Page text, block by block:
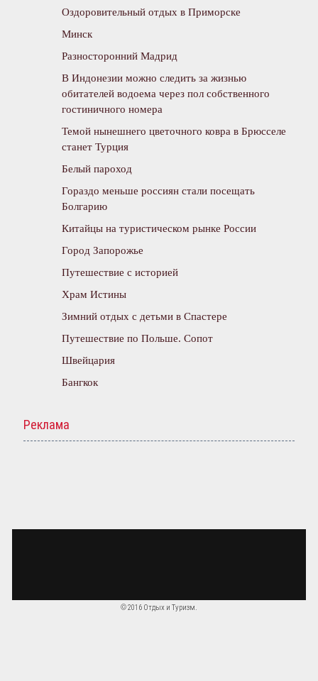
Оздоровительный отдых в Приморске
Минск
Разносторонний Мадрид
В Индонезии можно следить за жизнью
обитателей водоема через пол собственного
гостиничного номера
Темой нынешнего цветочного ковра в Брюсселе
станет Турция
Белый пароход
Гораздо меньше россиян стали посещать
Болгарию
Китайцы на туристическом рынке России
Город Запорожье
Путешествие с историей
Храм Истины
Зимний отдых с детьми в Спастере
Путешествие по Польше. Сопот
Швейцария
Бангкок
Реклама
© 2016 Отдых и Туризм.